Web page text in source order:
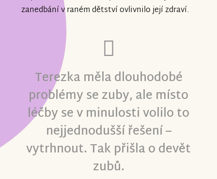
zanedbání v raném dětství ovlivnilo její zdraví.
Terezka měla dlouhodobé
problémy se zuby, ale místo
léčby se v minulosti volilo to
nejjednodušší řešení –
vytrhnout. Tak přišla o devět
zubů.